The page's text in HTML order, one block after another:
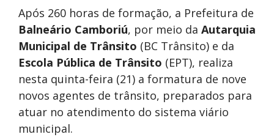
Após 260 horas de formação, a Prefeitura de
Balneário Camboriú, por meio da Autarquia
Municipal de Trânsito (BC Trânsito) e da
Escola Pública de Trânsito (EPT), realiza
nesta quinta-feira (21) a formatura de nove
novos agentes de trânsito, preparados para
atuar no atendimento do sistema viário
municipal.